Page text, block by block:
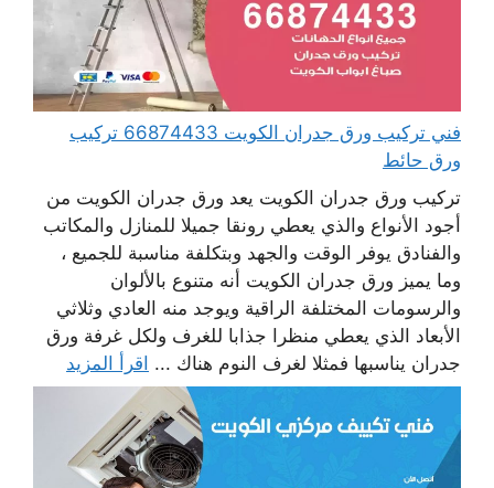
فني تركيب ورق جدران الكويت 66874433 تركيب
ورق حائط
تركيب ورق جدران الكويت يعد ورق جدران الكويت من
أجود الأنواع والذي يعطي رونقا جميلا للمنازل والمكاتب
والفنادق يوفر الوقت والجهد وبتكلفة مناسبة للجميع ،
وما يميز ورق جدران الكويت أنه متنوع بالألوان
والرسومات المختلفة الراقية ويوجد منه العادي وثلاثي
الأبعاد الذي يعطي منظرا جذابا للغرف ولكل غرفة ورق
جدران يناسبها فمثلا لغرف النوم هناك ... اقرأ المزيد